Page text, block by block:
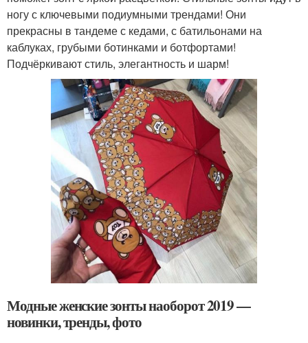
ногу с ключевыми подиумными трендами! Они
прекрасны в тандеме с кедами, с батильонами на
каблуках, грубыми ботинками и ботфортами!
Подчёркивают стиль, элегантность и шарм!
Модные женские зонты наоборот 2019 —
новинки, тренды, фото